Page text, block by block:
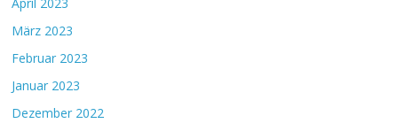
März 2023
Februar 2023
Januar 2023
Dezember 2022